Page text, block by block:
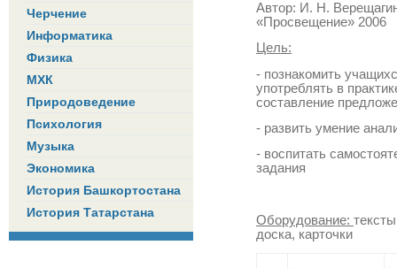
Черчение
Информатика
Физика
МХК
Природоведение
Психология
Музыка
Экономика
История Башкортостана
История Татарстана
Автор: И. Н.
«Просвещение» 2006
Цель:
- познакомить
употреблять в
составление
- развить умение
- воспитать
задания
Оборудование:
доска, карточки